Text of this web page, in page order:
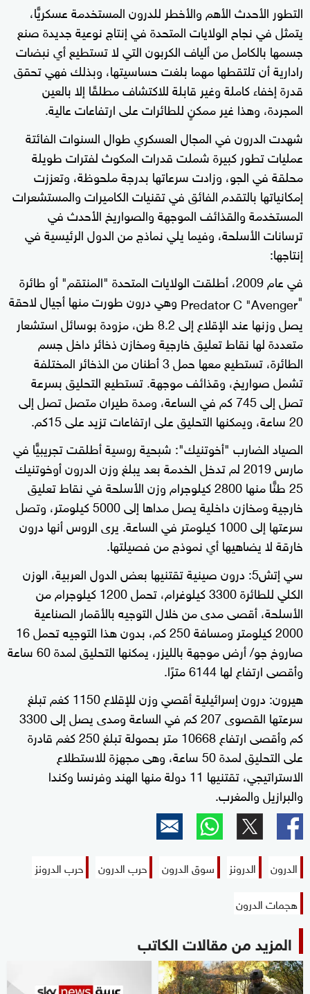
التطور الأحدث الأهم والأخطر للدرون المستخدمة عسكريًّا،
يتمثل في نجاح الولايات المتحدة في إنتاج نوعية جديدة صنع
جسمها بالكامل من ألياف الكربون التي لا تستطيع أي نبضات
رادارية أن تلتقطها مهما بلغت حساسيتها، وبذلك فهي تحقق
قدرة إخفاء كاملة وغير قابلة للاكتشاف مطلقًا إلا بالعين
المجردة، وهذا غير ممكنٍ للطائرات على ارتفاعات عالية.
شهدت الدرون في المجال العسكري طوال السنوات الفائتة
عمليات تطور كبيرة شملت قدرات المكوث لفترات طويلة
محلقة في الجو، وزادت سرعاتها بدرجة ملحوظة، وتعززت
إمكانياتها بالتقدم الفائق في تقنيات الكاميرات والمستشعرات
المستخدمة والقذائف الموجهة والصواريخ الأحدث في
ترسانات الأسلحة، وفيما يلي نماذج من الدول الرئيسية في
إنتاجها:
في عام 2009، أطلقت الولايات المتحدة "المنتقم" أو طائرة
"
Predator C "Avenger وهي درون طورت منها أجيال لاحقة
يصل وزنها عند الإقلاع إلى 8.2 طن، مزودة بوسائل استشعار
متعددة لها نقاط تعليق خارجية ومخازن ذخائر داخل جسم
الطائرة، تستطيع معها حمل 3 أطنان من الذخائر المختلفة
تشمل صواريخ، وقذائف موجهة. تستطيع التحليق بسرعة
تصل إلى 745 كم في الساعة، ومدة طيران متصل تصل إلى
20 ساعة، ويمكنها التحليق على ارتفاعات تزيد على 15كم.
الصياد الضارب "أخوتنيك": شبحية روسية أطلقت تجريبيًّا في
مارس 2019 لم تدخل الخدمة بعد يبلغ وزن الدرون أوخوتنيك
25 طنًّا منها 2800 كيلوجرام وزن الأسلحة في نقاط تعليق
خارجية ومخازن داخلية يصل مداها إلى 5000 كيلومتر، وتصل
سرعتها إلى 1000 كيلومتر في الساعة. يرى الروس أنها درون
خارقة لا يضاهيها أي نموذج من فصيلتها.
سي إتش5: درون صينية تقتنيها بعض الدول العربية، الوزن
الكلي للطائرة 3300 كيلوغرام، تحمل 1200 كيلوجرام من
الأسلحة، أقصى مدى من خلال التوجيه بالأقمار الصناعية
2000 كيلومتر ومسافة 250 كم، بدون هذا التوجيه تحمل 16
صاروخ جو/ أرض موجهة بالليزر، يمكنها التحليق لمدة 60 ساعة
وأقصى ارتفاع لها 6144 مترًا.
هيرون: درون إسرائيلية أقصي وزن للإقلاع 1150 كغم تبلغ
سرعتها القصوى 207 كم في الساعة ومدى يصل إلى 3300
كم وأقصى ارتفاع 10668 متر بحمولة تبلغ 250 كغم قادرة
على التحليق لمدة 50 ساعة، وهى مجهزة للاستطلاع
الاستراتيجي، تقتنيها 11 دولة منها الهند وفرنسا وكندا
والبرازيل والمغرب.
الدرون الدرونز سوق الدرون حرب الدرون
حرب الدرونز
هجمات الدرون
المزيد من مقالات الكاتب